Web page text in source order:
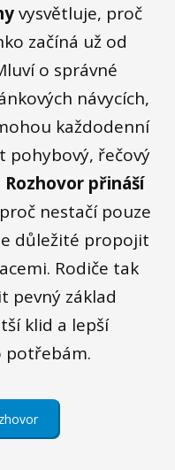
vysvětluje, proč
začíná už od
o správné
návycích,
každodenní
pohybový, řečový
Rozhovor přináší
proč nestačí pouze
důležité propojit
Rodiče tak
pevný základ
klid a lepší
potřebám.